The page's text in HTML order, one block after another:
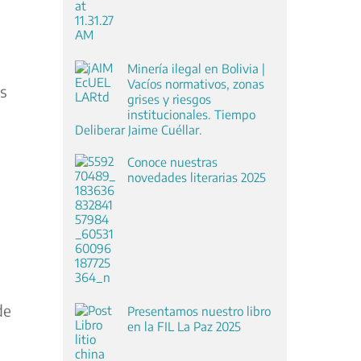
Minería ilegal en Bolivia |
Vacíos normativos, zonas
grises y riesgos
institucionales. Tiempo
Deliberar Jaime Cuéllar.
Conoce nuestras
novedades literarias 2025
Presentamos nuestro libro
en la FIL La Paz 2025